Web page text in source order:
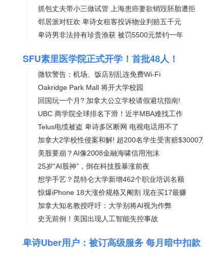
抓包丈夫带小三做试管 上海患癌妻欲销毁胚胎遭拒
邻居派对狂欢 卑诗女租客投诉物业判赔五千元
卑诗男非法持有珍贵渔获 被罚5500元禁钓一年
SFU素里医学院正式开学！首批48人！
微软警告：机场、饭店别乱连免费Wi-Fi
Oakridge Park Mall 将开大学校园
回国玩一个月? 加拿大公立学校请假避坑指南!
UBC 商学院全球排名下滑！近半MBA难找工作
Telus电缆被盗 卑诗多区断网 电视电话用不了
加拿大2学校性侵案和解! 超200名学生受害赔$3000
美股要崩？AI像2008金融海啸信用泡沫
25岁“AI股神”，倒在科技股暴涨前夜
想学手艺？昆特仑大学新增462个职‍业培训名额
惊爆iPhone 18大涨价规格又阉割 现在买17最赚
加拿大知名教授呼吁：大学别将AI视为作弊
史无前例！美国出现人工智能失控事故
卑诗Uber用户：被订高级服务 每月暗中扣款